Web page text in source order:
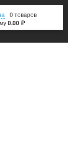
0 товаров
0.00